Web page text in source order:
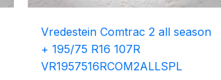
Vredestein Comtrac 2 all season
+ 195/75 R16 107R
VR1957516RCOM2ALLSPL